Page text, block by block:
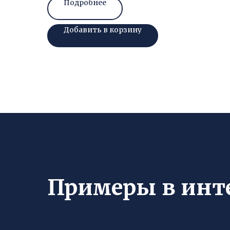
Подробнее
Добавить в корзину
Примеры в